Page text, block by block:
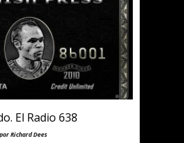
El Radio 638
por Richard Dees